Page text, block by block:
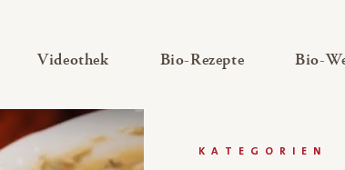
Videothek— Untermenü ausklappen
Bio-Rezepte— Untermenü
Bio-
KATEGORIEN